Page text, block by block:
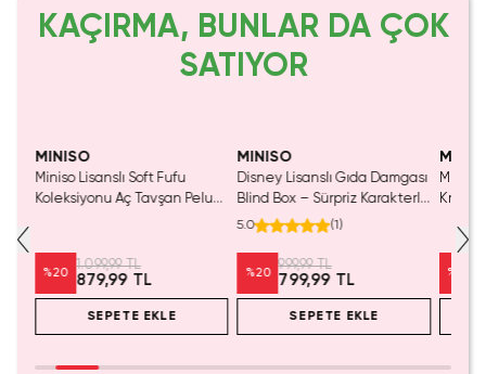
KAÇIRMA, BUNLAR DA ÇOK
SATIYOR
MINISO
Miniso Lisanslı Soft Fufu
Koleksiyonu Aç Tavşan Peluş
%20
1.099,99 TL
879,99 TL
SEPETE EKLE
MINISO
Disney Lisanslı Gıda Damgası
Blind Box – Sürpriz Karakterli
Eğlenceli Sunum
5.0 (1)
%20
999,99 TL
799,99 TL
SEPETE EKLE
Miniso
Kristal
%